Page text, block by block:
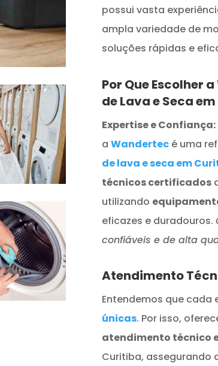
possui vasta
ampla variedade de
soluções rápidas e
Por Que Escolher a
de Lava e Seca
Expertise e Confiança:
a Wandertecé uma
de lava e seca em
técnicos certificados
utilizando
eficazes e duradouros.
confiáveis e de alta
Atendimento
Entendemos que cada
únicas. Por isso,
atendimento técnico
Curitiba, assegurando